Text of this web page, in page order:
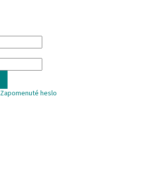
Zapomenuté heslo